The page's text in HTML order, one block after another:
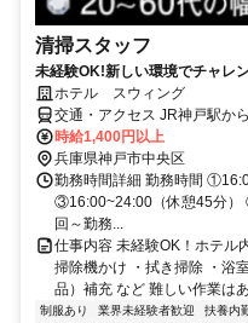
清掃スタッフ
未経験OK!新しい環境でチャレ
ホテル スウィング
交通・アクセス JR神戸駅か
時給1,400円以上
兵庫県神戸市中央区
勤務時間詳細 勤務時間
③16:00~24:00（休憩45分
回～勤務...
仕事内容 未経験OK！ホテル
掃除機かけ ・拭き掃除 ・浴
品）補充 など 難しい作業は
制服あり 業界未経験者歓迎 扶養内